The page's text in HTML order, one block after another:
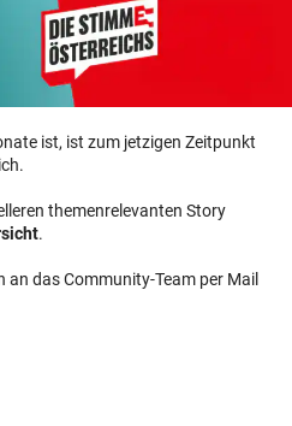
ist, ist zum jetzigen Zeitpunkt
themenrelevanten Story
.
an das Community-Team per Mail